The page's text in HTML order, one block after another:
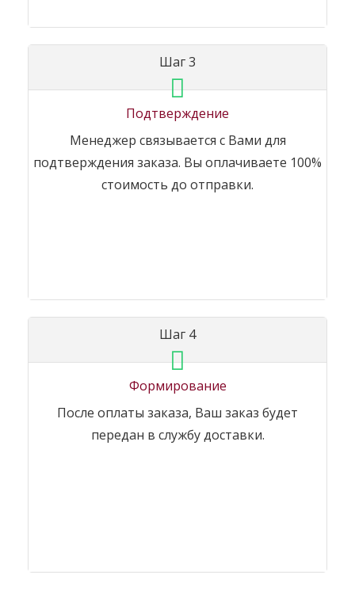
Шаг 3
Подтверждение
Менеджер связывается с Вами для
подтверждения заказа. Вы оплачиваете 100%
стоимость до отправки.
Шаг 4
Формирование
После оплаты заказа, Ваш заказ будет
передан в службу доставки.